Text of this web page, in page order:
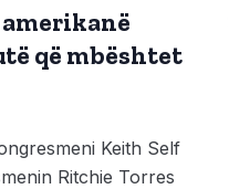
që mbështet
Keith Self
Ritchie Torres